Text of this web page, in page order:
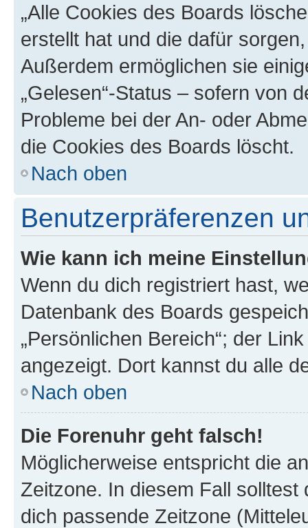
„Alle Cookies des Boards
erstellt hat und die dafür
Außerdem ermöglichen sie
„Gelesen“-Status – sofern von
Probleme bei der An- oder
die Cookies des Boards löscht.
Nach oben
Benutzerpräferenzen
Wie kann ich meine
Wenn du dich registriert hast,
Datenbank des Boards
„Persönlichen Bereich“; der
angezeigt. Dort kannst du alle
Nach oben
Die Forenuhr geht falsch!
Möglicherweise entspricht die
Zeitzone. In diesem Fall solltest
dich passende Zeitzone